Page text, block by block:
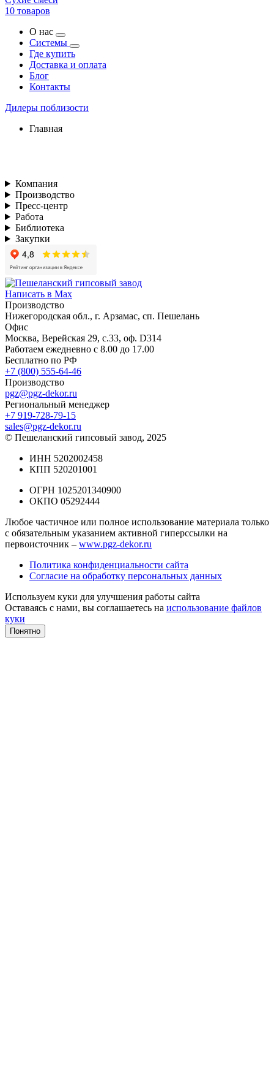
10 товаров
О нас
Системы
Где купить
Доставка и оплата
Блог
Контакты
Дилеры поблизости
Главная
Компания
Производство
Пресс-центр
Работа
Библиотека
Закупки
Написать в Max
Производство
Нижегородская обл., г. Арзамас, сп. Пешелань
Офис
Москва, Верейская 29, с.33, оф. D314
Работаем ежедневно с 8.00 до 17.00
Бесплатно по РФ
+7 (800) 555-64-46
Производство
pgz@pgz-dekor.ru
Региональный менеджер
+7 919-728-79-15
sales@pgz-dekor.ru
© Пешеланский гипсовый завод, 2025
ИНН 5202002458
КПП 520201001
ОГРН 1025201340900
ОКПО 05292444
Любое частичное или полное использование материала только
с обязательным указанием активной гиперссылки на
первоисточник – www.pgz-dekor.ru
Политика конфиденциальности сайта
Согласие на обработку персональных данных
Используем куки для улучшения работы сайта
Оставаясь с нами, вы соглашаетесь на использование файлов
куки
Понятно